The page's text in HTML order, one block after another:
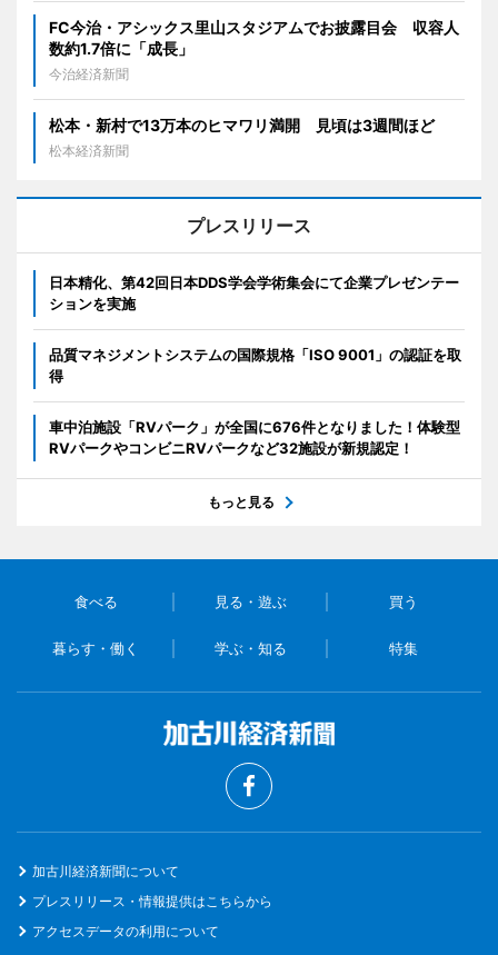
FC今治・アシックス里山スタジアムでお披露目会 収容人
数約1.7倍に「成長」
今治経済新聞
松本・新村で13万本のヒマワリ満開 見頃は3週間ほど
松本経済新聞
プレスリリース
日本精化、第42回日本DDS学会学術集会にて企業プレゼンテー
ションを実施
品質マネジメントシステムの国際規格「ISO 9001」の認証を取
得
車中泊施設「RVパーク」が全国に676件となりました！体験型
RVパークやコンビニRVパークなど32施設が新規認定！
もっと見る
食べる 見る・遊ぶ 買う
暮らす・働く 学ぶ・知る 特集
加古川経済新聞について
プレスリリース・情報提供はこちらから
アクセスデータの利用について